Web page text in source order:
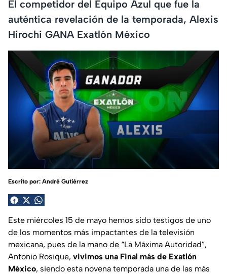
El competidor del Equipo Azul que fue la
auténtica revelación de la temporada, Alexis
Hirochi GANA Exatlón México
Escrito por: André Gutiérrez
Este miércoles 15 de mayo hemos sido testigos de uno
de los momentos más impactantes de la televisión
mexicana, pues de la mano de “La Máxima Autoridad”,
Antonio Rosique, vivimos una Final más de Exatlón
México, siendo esta novena temporada una de las más